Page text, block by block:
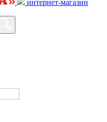
интернет-магазин